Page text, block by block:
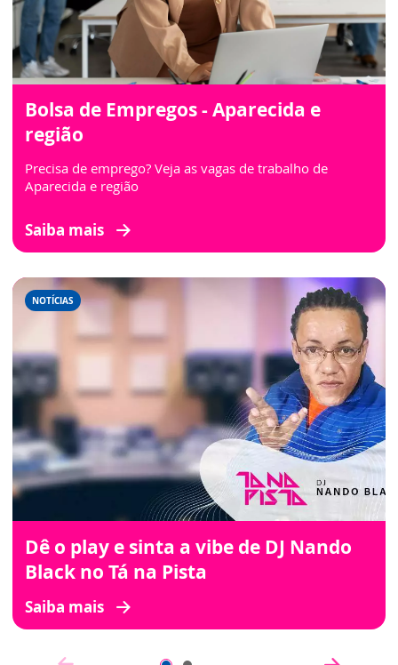
Bolsa de Empregos - Aparecida e
região
Precisa de emprego? Veja as vagas de trabalho de
Aparecida e região
Saiba mais
NOTÍCIAS
Dê o play e sinta a vibe de DJ Nando
Black no Tá na Pista
Saiba mais